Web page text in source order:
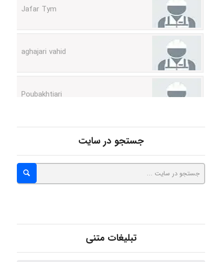
hosein abdolvand
جستجو در سایت
تبلیغات متنی